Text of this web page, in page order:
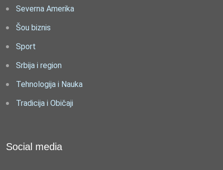
Severna Amerika
Šou biznis
Sport
Srbija i region
Tehnologija i Nauka
Tradicija i Običaji
Social media